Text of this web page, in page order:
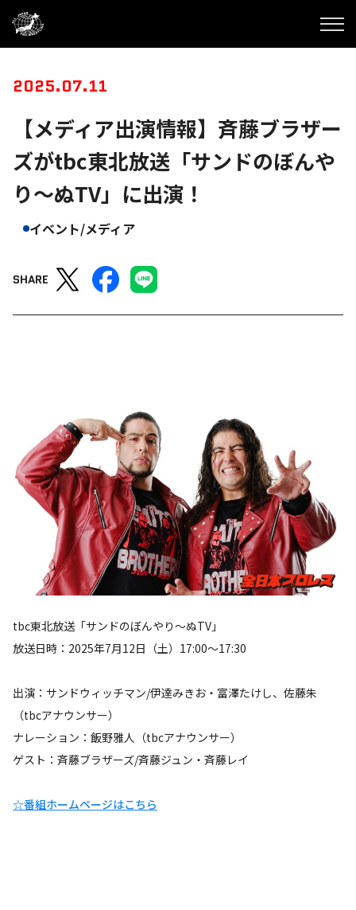
2025.07.11
【メディア出演情報】斉藤ブラザー
ズがtbc東北放送「サンドのぼんや
り～ぬTV」に出演！
イベント/メディア
SHARE
tbc東北放送「サンドのぼんやり～ぬTV」
放送日時：2025年7月12日（土）17:00～17:30
出演：サンドウィッチマン/伊達みきお・富澤たけし、佐藤朱
（tbcアナウンサー）
ナレーション：飯野雅人（tbcアナウンサー）
ゲスト：斉藤ブラザーズ/斉藤ジュン・斉藤レイ
☆番組ホームページはこちら